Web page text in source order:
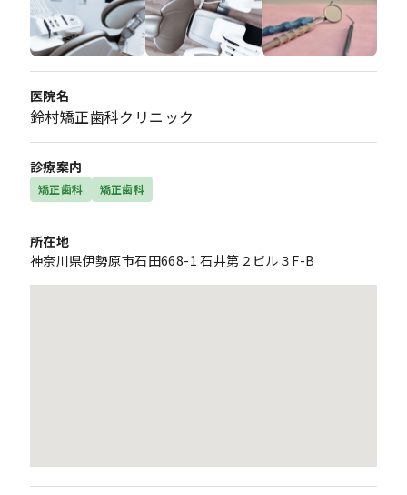
医院名
鈴村矯正歯科クリニック
診療案内
矯正歯科 矯正歯科
所在地
神奈川県伊勢原市石田668-1 石井第２ビル３F-B